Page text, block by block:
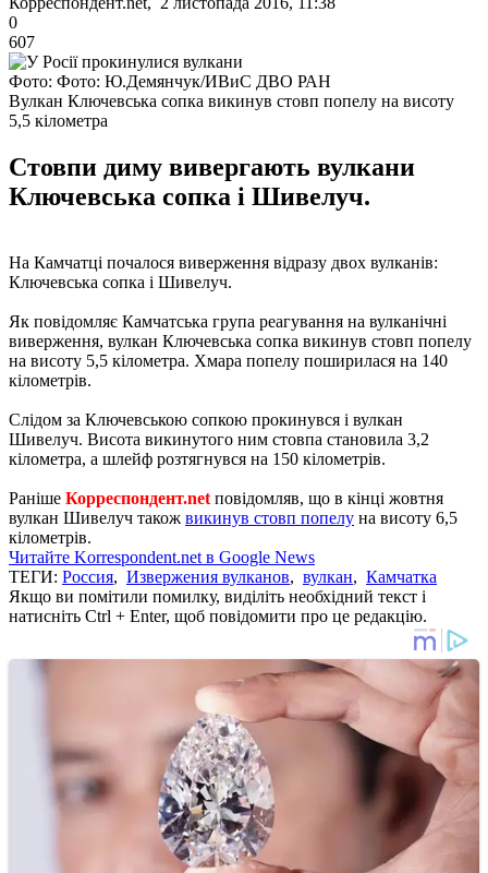
0
607
Фото: Фото: Ю.Демянчук/ИВиС ДВО РАН
Вулкан Ключевська сопка викинув стовп попелу на висоту
5,5 кілометра
Стовпи диму вивергають вулкани
Ключевська сопка і Шивелуч.
На Камчатці почалося виверження відразу двох вулканів:
Ключевська сопка і Шивелуч.
Як повідомляє Камчатська група реагування на вулканічні
виверження, вулкан Ключевська сопка викинув стовп попелу
на висоту 5,5 кілометра. Хмара попелу поширилася на 140
кілометрів.
Слідом за Ключевською сопкою прокинувся і вулкан
Шивелуч. Висота викинутого ним стовпа становила 3,2
кілометра, а шлейф розтягнувся на 150 кілометрів.
Раніше Корреспондент.net повідомляв, що в кінці жовтня
вулкан Шивелуч також викинув стовп попелу на висоту 6,5
кілометрів.
Читайте Korrespondent.net в Google News
ТЕГИ: Россия, Извержения вулканов, вулкан, Камчатка
Якщо ви помітили помилку, виділіть необхідний текст і
натисніть Ctrl + Enter, щоб повідомити про це редакцію.